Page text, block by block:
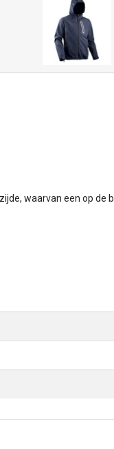
waarvan een op